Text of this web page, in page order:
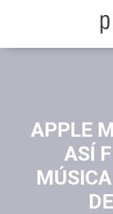
APPLE
ASÍ